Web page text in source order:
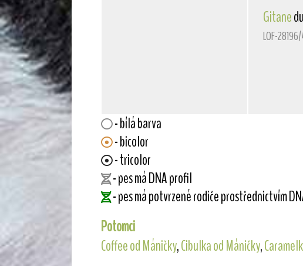
Gitane
LOF-
- bílá barva
- bicolor
- tricolor
- pes má DNA profil
- pes má potvrzené rodiče prostřednictvím
Potomci
Coffee od Máničky,Cibulka od Máničky,